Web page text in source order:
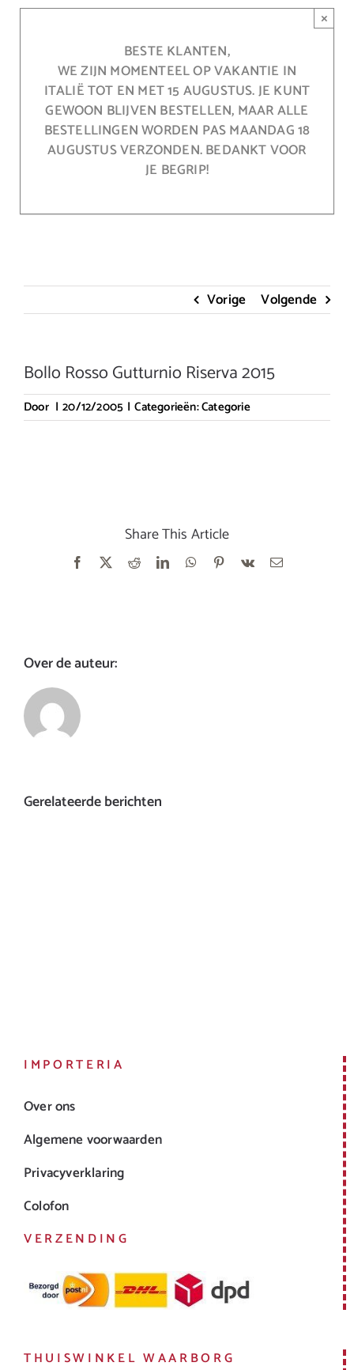
BESTE KLANTEN,
WE ZIJN MOMENTEEL OP VAKANTIE IN
ITALIË TOT EN MET 15 AUGUSTUS. JE KUNT
GEWOON BLIJVEN BESTELLEN, MAAR ALLE
BESTELLINGEN WORDEN PAS MAANDAG 18
AUGUSTUS VERZONDEN. BEDANKT VOOR
JE BEGRIP!
×
Vorige Volgende
Bollo Rosso Gutturnio Riserva 2015
Door | 20/12/2005 | Categorieën:Categorie
Share This Article
Facebook RedditLinkedInWhatsApp
Pinterest
Vk
E-
Over de auteur:
Gerelateerde berichten
IMPORTERIA
Over ons
Algemene voorwaarden
Privacyverklaring
Colofon
VERZENDING
THUISWINKEL WAARBORG